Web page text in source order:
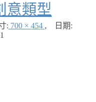
意類型
: 700 × 454 ,
日期: